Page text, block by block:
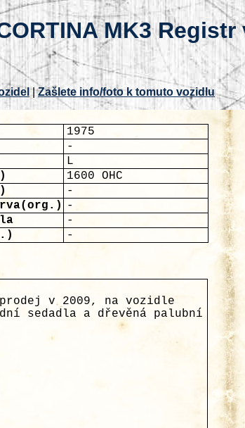
MK3
|Zašlete info/foto k tomuto vozidlu
1975
-
L
1600 OHC
-
-
-
-
v 2009, na vozidle
sedadla a dřevěná palubní